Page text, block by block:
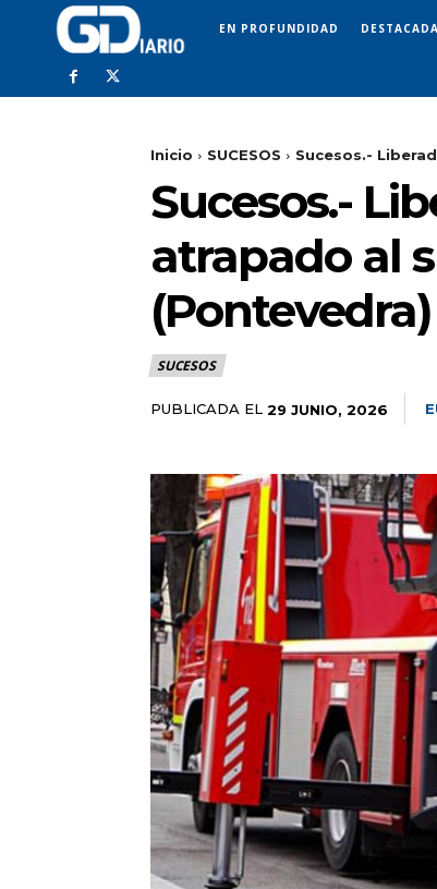
EN PROFUNDIDAD
Inicio SUCESOS Sucesos.-
Sucesos.-
atrapado al
(Pontevedra)
SUCESOS
PUBLICADA EL 29 JUNIO, 2026